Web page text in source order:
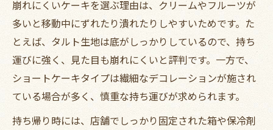
崩れにくいケーキを選ぶ理由は、クリームやフルーツが
多いと移動中にずれたり潰れたりしやすいためです。た
とえば、タルト生地は底がしっかりしているので、持ち
運びに強く、見た目も崩れにくいと評判です。一方で、
ショートケーキタイプは繊細なデコレーションが施され
ている場合が多く、慎重な持ち運びが求められます。
持ち帰り時には、店舗でしっかり固定された箱や保冷剤